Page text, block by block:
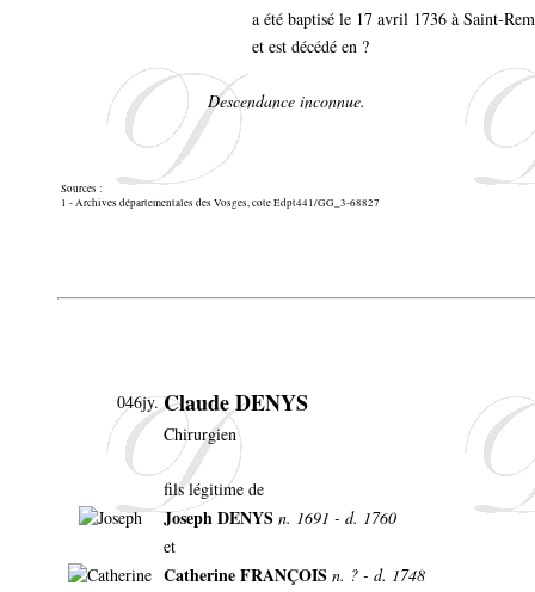
a été baptisé le 17 avril 1736 à Saint-
et est décédé en ?
Descendance inconnue.
Sources :
1 - Archives départementales des Vosges, cote Edpt441/GG_3-68827
046jy. Claude DENYS
Chirurgien
fils légitime de
Joseph DENYS n. 1691 - d. 1760
et
Catherine FRANÇOIS n. ? - d. 1748